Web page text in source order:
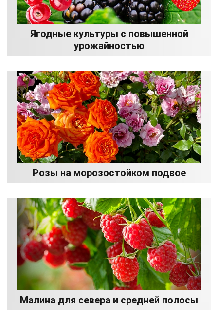
Ягодные культуры с повышенной
урожайностью
Розы на морозостойком подвое
Малина для севера и средней полосы